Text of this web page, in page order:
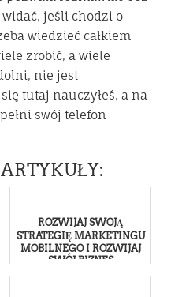
jeśli chodzi o
wiedzieć całkiem
zrobić, a wiele
nie jest
tutaj nauczyłeś, a na
swój telefon
ROZWIJAJ SWOJĄ
STRATEGIĘ MARKETINGU
MOBILNEGO I ROZWIJAJ
SWÓJ BIZNES